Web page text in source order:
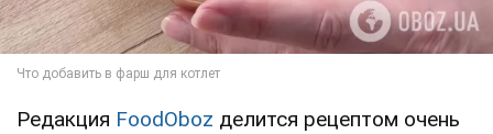
Редакция FoodOboz делится рецептом очень